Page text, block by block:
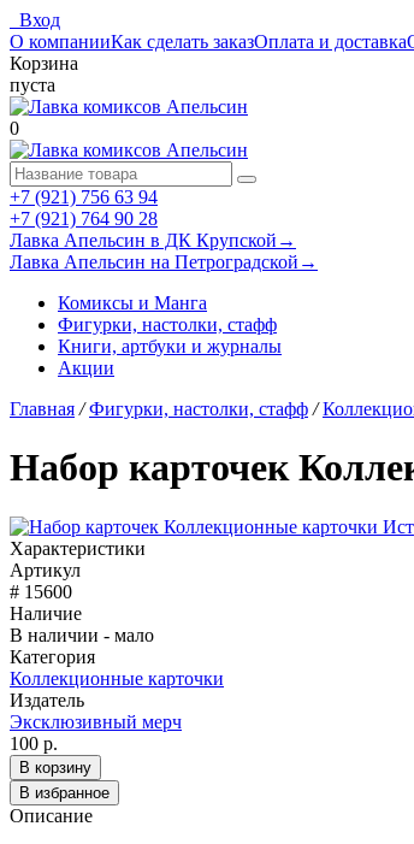
Вход
О компанииКак сделать заказОплата и доставка
Корзина
пуста
0
+7 (921) 756 63 94
+7 (921) 764 90 28
Лавка Апельсин в ДК Крупской →
Лавка Апельсин на Петроградской →
Комиксы и Манга
Фигурки, настолки, стафф
Книги, артбуки и журналы
Акции
Главная / Фигурки, настолки, стафф /
Набор карточек
Характеристики
Артикул
# 15600
Наличие
В наличии - мало
Категория
Коллекционные карточки
Издатель
Эксклюзивный мерч
100 р.
В корзину
В избранное
Описание